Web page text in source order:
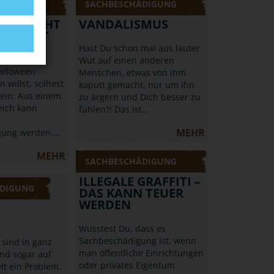
NICHT
IST
willst, solltest
Aus einem
kann
werden.…
MEHR
SACHBESCHÄDIGUNG
VANDALISMUS
Hast Du schon mal aus lauter
Wut auf einen anderen
Menschen, etwas von ihm
kaputt gemacht, nur um ihn
zu ärgern und Dich besser zu
fühlen?! Das ist…
MEHR
SACHBESCHÄDIGUNG
ILLEGALE GRAFFITI –
DAS KANN TEUER
WERDEN
Wusstest Du, dass es
Sachbeschädigung ist, wenn
man öffentliche Einrichtungen
oder privates Eigentum
in ganz
sogar auf
ein Problem.